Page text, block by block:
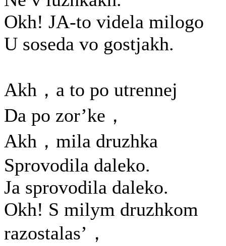
Okh! JA-to videla milogo
U soseda vo gostjakh.
Akh，a to po utrennej
Da po zor’ke，
Akh，mila druzhka
Sprovodila daleko.
Ja sprovodila daleko.
Okh! S milym druzhkom
razostalas’，